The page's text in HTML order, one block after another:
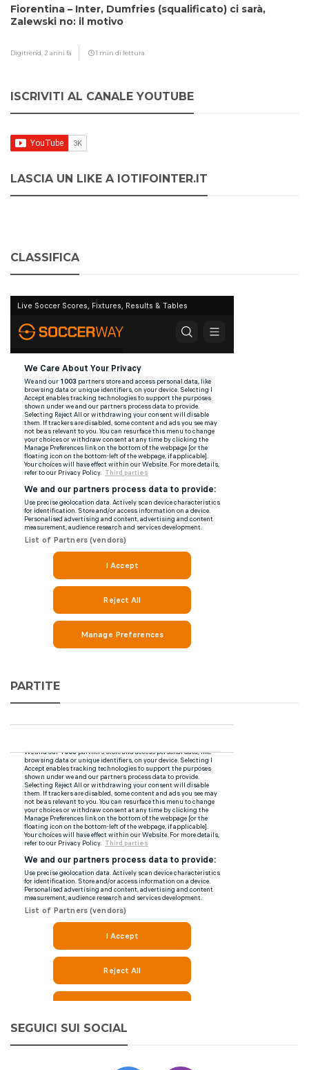
Fiorentina – Inter, Dumfries (squalificato) ci sarà,
Zalewski no: il motivo
Digitrend, 2 anni fa 1 min di lettura
ISCRIVITI AL CANALE YOUTUBE
LASCIA UN LIKE A IOTIFOINTER.IT
CLASSIFICA
PARTITE
SEGUICI SUI SOCIAL